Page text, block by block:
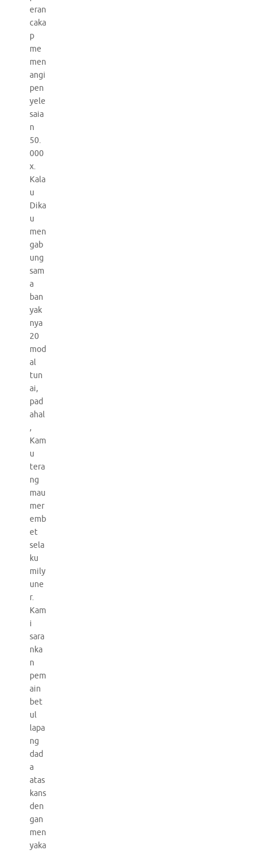
eran
caka
p
me
men
angi
pen
yele
saia
n
50.
000
x.
Kala
u
Dika
u
men
gab
ung
sam
a
ban
yak
nya
20
mod
al
tun
ai,
pad
ahal
,
Kam
u
tera
ng
mau
mer
emb
et
sela
ku
mily
une
r.
Kam
i
sara
nka
n
pem
ain
bet
ul
lapa
ng
dad
a
atas
kans
den
gan
men
yaka